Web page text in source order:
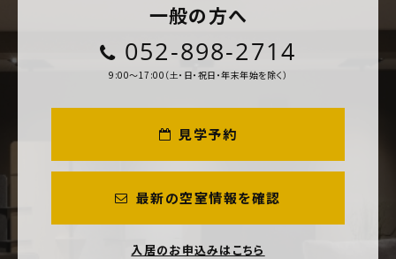
一般の方へ
052-898-2714
9:00～17:00（土・日・祝日・年末年始を除く）
見学予約
最新の空室情報を確認
入居のお申込みはこちら